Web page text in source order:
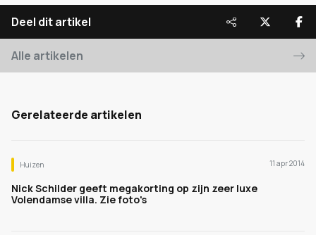
Deel dit artikel
Alle artikelen
Gerelateerde artikelen
Huizen 11 apr 2014
Nick Schilder geeft megakorting op zijn zeer luxe
Volendamse villa. Zie foto's